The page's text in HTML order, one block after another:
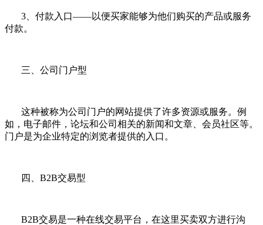
3、付款入口——以便买家能够为他们购买的产品或服务
付款。
三、公司门户型
这种被称为公司门户的网站提供了许多资源或服务。例
如，电子邮件，论坛和公司相关的新闻和文章、会员社区等。
门户是为企业特定的浏览者提供的入口。
四、B2B交易型
B2B交易是一种在线交易平台，在这里买卖双方进行沟